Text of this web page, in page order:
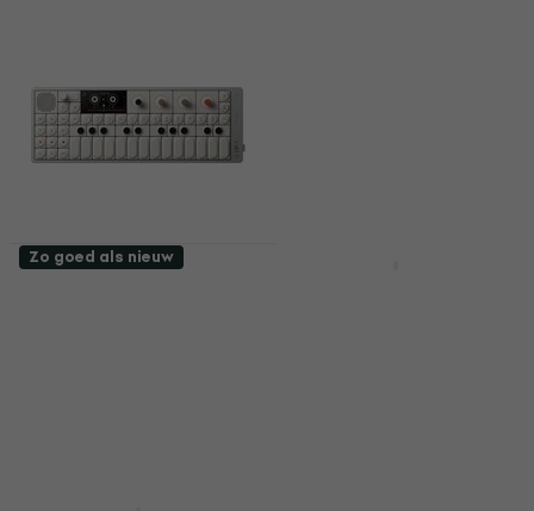
Zo goed als nieuw